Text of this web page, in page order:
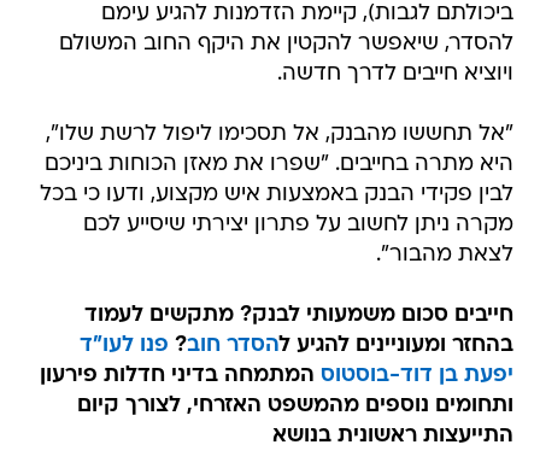
ביכולתם לגבות), קיימת הזדמנות להגיע עימם
להסדר, שיאפשר להקטין את היקף החוב המשולם
ויוציא חייבים לדרך חדשה.
"אל תחששו מהבנק, אל תסכימו ליפול לרשת שלו",
היא מתרה בחייבים. "שפרו את מאזן הכוחות ביניכם
לבין פקידי הבנק באמצעות איש מקצוע, ודעו כי בכל
מקרה ניתן לחשוב על פתרון יצירתי שיסייע לכם
לצאת מהבור".
חייבים סכום משמעותי לבנק? מתקשים לעמוד
בהחזר ומעוניינים להגיע להסדר חוב? פנו לעו"ד
יפעת בן דוד-בוסטוס המתמחה בדיני חדלות פירעון
ותחומים נוספים מהמשפט האזרחי, לצורך קיום
התייעצות ראשונית בנושא